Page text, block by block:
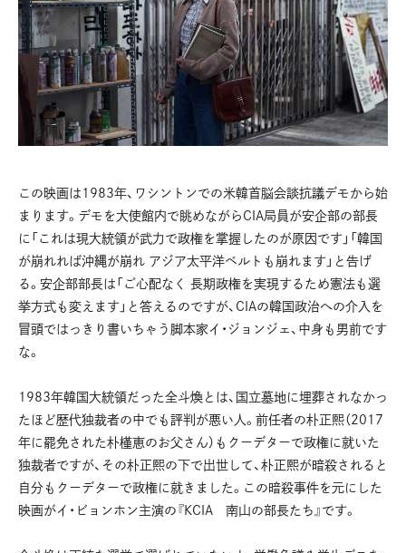
この映画は1983年、ワシントンでの米韓首脳会談抗議デモから始
まります。デモを大使館内で眺めながらCIA局員が安企部の部長
に「これは現大統領が武力で政権を掌握したのが原因です」「韓国
が崩れれば沖縄が崩れ アジア太平洋ベルトも崩れます」と告げ
る。安企部部長は「ご心配なく 長期政権を実現するため憲法も選
挙方式も変えます」と答えるのですが、CIAの韓国政治への介入を
冒頭ではっきり書いちゃう脚本家イ・ジョンジェ、中身も男前です
な。
1983年韓国大統領だった全斗煥とは、国立墓地に埋葬されなかっ
たほど歴代独裁者の中でも評判が悪い人。前任者の朴正煕（2017
年に罷免された朴槿恵のお父さん）もクーデターで政権に就いた
独裁者ですが、その朴正煕の下で出世して、朴正煕が暗殺されると
自分もクーデターで政権に就きました。この暗殺事件を元にした
映画がイ・ビョンホン主演の『KCIA 南山の部長たち』です。